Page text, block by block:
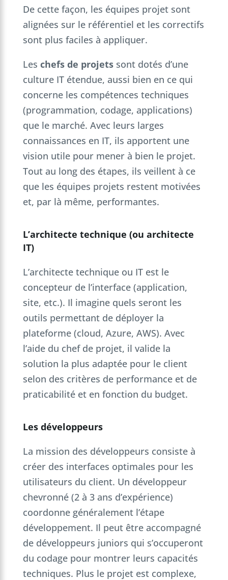
De cette façon, les équipes projet sont
alignées sur le référentiel et les correctifs
sont plus faciles à appliquer.
Les chefs de projetssont dotés d’une
culture IT étendue, aussi bien en ce qui
concerne les compétences techniques
(programmation, codage, applications)
que le marché. Avec leurs larges
connaissances en IT, ils apportent une
vision utile pour mener à bien le projet.
Tout au long des étapes, ils veillent à ce
que les équipes projets restent motivées
et, par là même, performantes.
L’architecte technique (ou architecte
IT)
L’architecte technique ou IT est le
concepteur de l’interface (application,
site, etc.). Il imagine quels seront les
outils permettant de déployer la
plateforme (cloud, Azure, AWS). Avec
l’aide du chef de projet, il valide la
solution la plus adaptée pour le client
selon des critères de performance et de
praticabilité et en fonction du budget.
Les développeurs
La mission des développeurs consiste à
créer des interfaces optimales pour les
utilisateurs du client. Un développeur
chevronné (2 à 3 ans d’expérience)
coordonne généralement l’étape
développement. Il peut être accompagné
de développeurs juniors qui s’occuperont
du codage pour montrer leurs capacités
techniques. Plus le projet est complexe,